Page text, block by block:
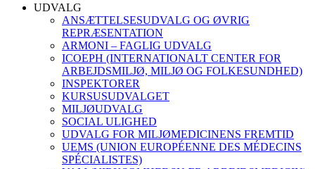
UDVALG
ANSÆTTELSESUDVALG OG ØVRIG
REPRÆSENTATION
ARMONI – FAGLIG UDVALG
ICOEPH (INTERNATIONALT CENTER FOR
ARBEJDSMILJØ, MILJØ OG FOLKESUNDHED)
INSPEKTORER
KURSUSUDVALGET
MILJØUDVALG
SOCIAL ULIGHED
UDVALG FOR MILJØMEDICINENS FREMTID
UEMS (UNION EUROPÉENNE DES MÉDECINS
SPÉCIALISTES)